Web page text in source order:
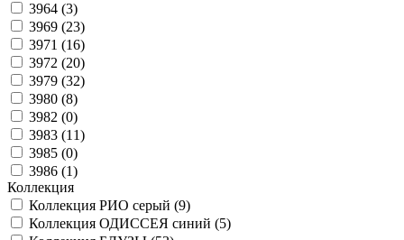
3964 (3)
3969 (23)
3971 (16)
3972 (20)
3979 (32)
3980 (8)
3982 (0)
3983 (11)
3985 (0)
3986 (1)
Коллекция
Коллекция РИО серый (9)
Коллекция ОДИССЕЯ синий (5)